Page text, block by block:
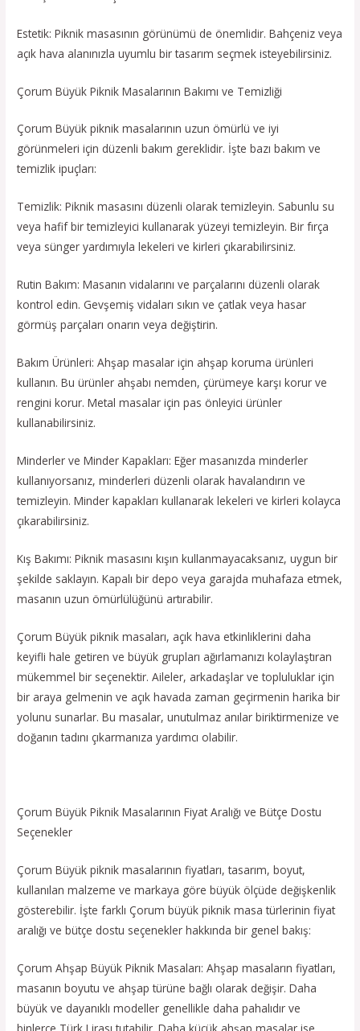
Estetik: Piknik masasının görünümü de önemlidir. Bahçeniz veya
açık hava alanınızla uyumlu bir tasarım seçmek isteyebilirsiniz.
Çorum Büyük Piknik Masalarının Bakımı ve Temizliği
Çorum Büyük piknik masalarının uzun ömürlü ve iyi
görünmeleri için düzenli bakım gereklidir. İşte bazı bakım ve
temizlik ipuçları:
Temizlik: Piknik masasını düzenli olarak temizleyin. Sabunlu su
veya hafif bir temizleyici kullanarak yüzeyi temizleyin. Bir fırça
veya sünger yardımıyla lekeleri ve kirleri çıkarabilirsiniz.
Rutin Bakım: Masanın vidalarını ve parçalarını düzenli olarak
kontrol edin. Gevşemiş vidaları sıkın ve çatlak veya hasar
görmüş parçaları onarın veya değiştirin.
Bakım Ürünleri: Ahşap masalar için ahşap koruma ürünleri
kullanın. Bu ürünler ahşabı nemden, çürümeye karşı korur ve
rengini korur. Metal masalar için pas önleyici ürünler
kullanabilirsiniz.
Minderler ve Minder Kapakları: Eğer masanızda minderler
kullanıyorsanız, minderleri düzenli olarak havalandırın ve
temizleyin. Minder kapakları kullanarak lekeleri ve kirleri kolayca
çıkarabilirsiniz.
Kış Bakımı: Piknik masasını kışın kullanmayacaksanız, uygun bir
şekilde saklayın. Kapalı bir depo veya garajda muhafaza etmek,
masanın uzun ömürlülüğünü artırabilir.
Çorum Büyük piknik masaları, açık hava etkinliklerini daha
keyifli hale getiren ve büyük grupları ağırlamanızı kolaylaştıran
mükemmel bir seçenektir. Aileler, arkadaşlar ve topluluklar için
bir araya gelmenin ve açık havada zaman geçirmenin harika bir
yolunu sunarlar. Bu masalar, unutulmaz anılar biriktirmenize ve
doğanın tadını çıkarmanıza yardımcı olabilir.
Çorum Büyük Piknik Masalarının Fiyat Aralığı ve Bütçe Dostu
Seçenekler
Çorum Büyük piknik masalarının fiyatları, tasarım, boyut,
kullanılan malzeme ve markaya göre büyük ölçüde değişkenlik
gösterebilir. İşte farklı Çorum büyük piknik masa türlerinin fiyat
aralığı ve bütçe dostu seçenekler hakkında bir genel bakış:
Çorum Ahşap Büyük Piknik Masaları: Ahşap masaların fiyatları,
masanın boyutu ve ahşap türüne bağlı olarak değişir. Daha
büyük ve dayanıklı modeller genellikle daha pahalıdır ve